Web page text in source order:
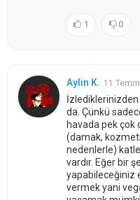
1 0
Aylin K. 11
İzlediklerinizden
da. Çünkü
havada pek çok
(damak,
nedenlerle)
vardır. Eğer bir
yapabileceğiniz
vermek yani